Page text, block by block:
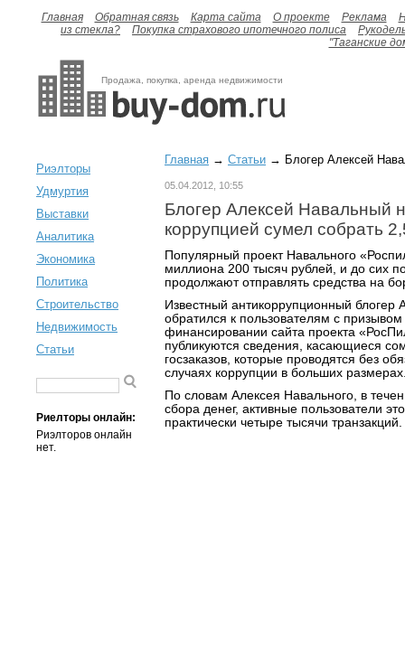
Главная Обратная связь Карта сайта О проекте Реклама
из стекла?
Покупка страхового ипотечного полиса
"Таганские
Продажа, покупка, аренда недвижимости
Риэлторы
Удмуртия
Выставки
Аналитика
Экономика
Политика
Строительство
Недвижимость
Статьи
Риелторы онлайн:
Риэлторов онлайн
нет.
Главная → Статьи → Блогер Алексей
05.04.2012, 10:55
Блогер Алексей Навальный
коррупцией сумел собрать
Популярный проект Навального
миллиона 200 тысяч рублей, и до сих
продолжают отправлять средства на
Известный антикоррупционный блогер
обратился к пользователям с призывом
финансировании сайта проекта
публикуются сведения, касающиеся
госзаказов, которые проводятся без
случаях коррупции в больших
По словам Алексея Навального, в
сбора денег, активные пользователи
практически четыре тысячи транзакций.